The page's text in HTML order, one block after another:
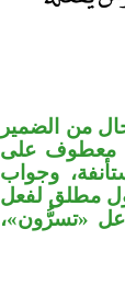
من الضمير
معطوف على
وجواب
مطلق لفعل
«تسرُّون»،